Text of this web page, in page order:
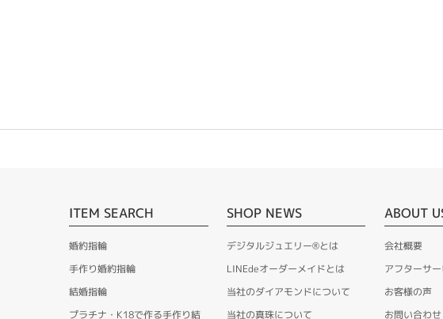
ITEM SEARCH
婚約指輪
手作り婚約指輪
結婚指輪
プラチナ・K18で作る手作り結
SHOP NEWS
デジタルジュエリー®とは
LINEdeオーダーメイドとは
当社のダイアモンドについて
当社の真珠について
ABOUT
会社概要
アフターサ
お客様の声
お問い合わせ